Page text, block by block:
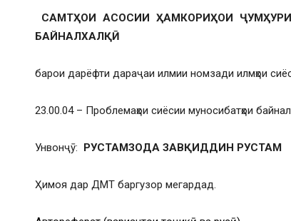
САМТҲОИ АСОСИИ ҲАМКОРИҲОИ
БАЙНАЛХАЛҚӢ
барои дарёфти дараҷаи илмии номзади илмҳои
23.00.04 – Проблемаҳои сиёсии муносибатҳои
Унвонҷӯ: РУСТАМЗОДА ЗАВҚИДДИН РУСТАМ
Ҳимоя дар ДМТ баргузор мегардад.